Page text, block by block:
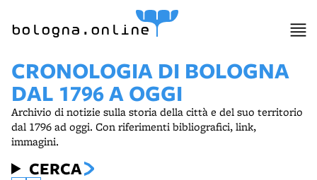
bologna.online
CRONOLOGIA DI BOLOGNA
DAL 1796 A OGGI
Archivio di notizie sulla storia della città e del suo territorio
dal 1796 ad oggi. Con riferimenti bibliografici, link,
immagini.
CERCA